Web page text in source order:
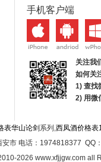
手机客户端
关注我
如何关
1) 查找
2) 用微
表华山论剑 系列,西凤酒价格表
安市 电话：1974818377 QQ
2026 www.xfjjgw.com all